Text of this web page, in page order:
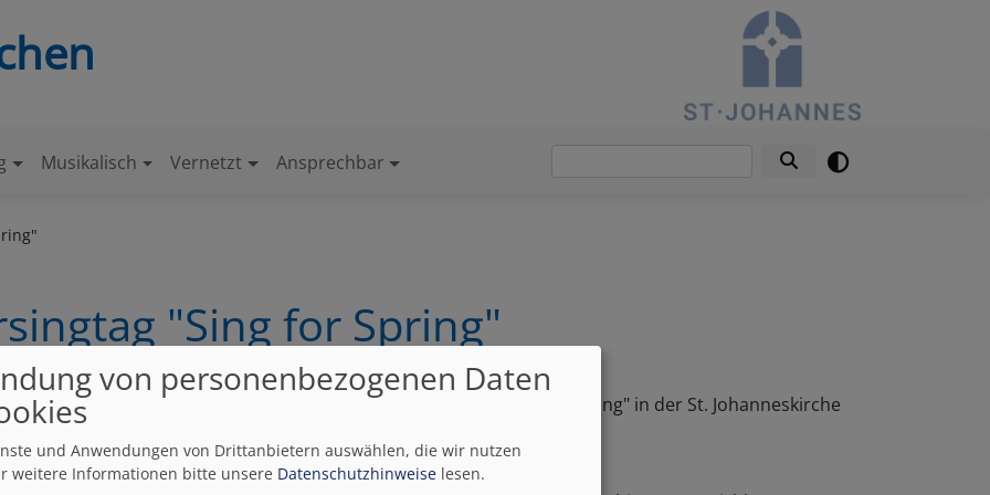
Musikalisch Vernetzt Ansprechbar
"Sing for Spring"
an alle Kinder von 8-12 Jahren zum Kindersingtag "Sing for Spring" in der St. Johanneskirche
mit Kantor Johannes Janeck.
Tag ab?
von personenbezogenen Daten
und Anwendungen von Drittanbietern auswählen, die wir nutzen
weitere Informationen bitte unsere Datenschutzhinweise lesen.